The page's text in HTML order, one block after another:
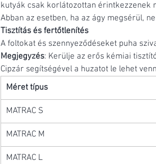
kutyák csak korlátozottan érintkezzenek
Abban az esetben, ha az ágy megsérül,
Tisztítás és fertőtlenítés
A foltokat és szennyeződéseket puha
Megjegyzés: Kerülje az erős kémiai
Cipzár segítségével a huzatot le lehet
Méret típus
MATRAC S
MATRAC M
MATRAC L